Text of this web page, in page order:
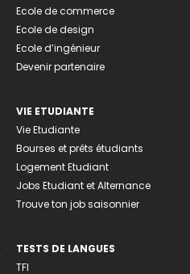
Ecole de commerce
Ecole de design
Ecole d’ingénieur
Devenir partenaire
VIE ETUDIANTE
Vie Etudiante
Bourses et prêts étudiants
Logement Etudiant
Jobs Etudiant et Alternance
Trouve ton job saisonnier
TESTS DE LANGUES
TFI